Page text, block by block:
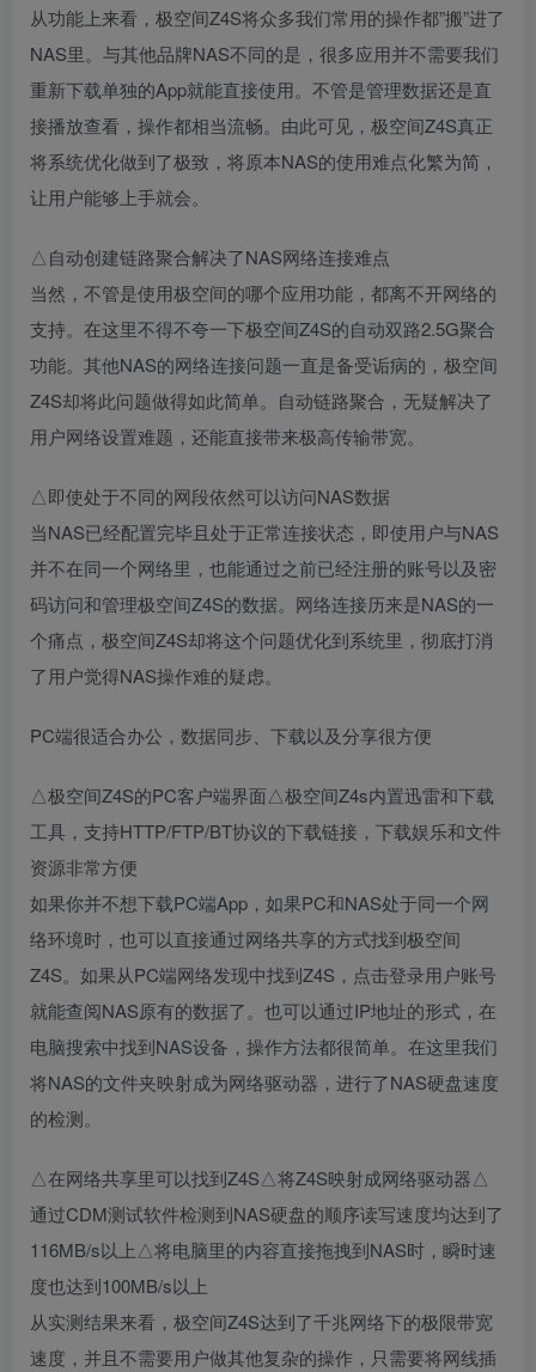
从功能上来看，极空间Z4S将众多我们常用的操作都”搬”进了
NAS里。与其他品牌NAS不同的是，很多应用并不需要我们
重新下载单独的App就能直接使用。不管是管理数据还是直
接播放查看，操作都相当流畅。由此可见，极空间Z4S真正
将系统优化做到了极致，将原本NAS的使用难点化繁为简，
让用户能够上手就会。
△自动创建链路聚合解决了NAS网络连接难点
当然，不管是使用极空间的哪个应用功能，都离不开网络的
支持。在这里不得不夸一下极空间Z4S的自动双路2.5G聚合
功能。其他NAS的网络连接问题一直是备受诟病的，极空间
Z4S却将此问题做得如此简单。自动链路聚合，无疑解决了
用户网络设置难题，还能直接带来极高传输带宽。
△即使处于不同的网段依然可以访问NAS数据
当NAS已经配置完毕且处于正常连接状态，即使用户与NAS
并不在同一个网络里，也能通过之前已经注册的账号以及密
码访问和管理极空间Z4S的数据。网络连接历来是NAS的一
个痛点，极空间Z4S却将这个问题优化到系统里，彻底打消
了用户觉得NAS操作难的疑虑。
PC端很适合办公，数据同步、下载以及分享很方便
△极空间Z4S的PC客户端界面△极空间Z4s内置迅雷和下载
工具，支持HTTP/FTP/BT协议的下载链接，下载娱乐和文件
资源非常方便
如果你并不想下载PC端App，如果PC和NAS处于同一个网
络环境时，也可以直接通过网络共享的方式找到极空间
Z4S。如果从PC端网络发现中找到Z4S，点击登录用户账号
就能查阅NAS原有的数据了。也可以通过IP地址的形式，在
电脑搜索中找到NAS设备，操作方法都很简单。在这里我们
将NAS的文件夹映射成为网络驱动器，进行了NAS硬盘速度
的检测。
△在网络共享里可以找到Z4S△将Z4S映射成网络驱动器△
通过CDM测试软件检测到NAS硬盘的顺序读写速度均达到了
116MB/s以上△将电脑里的内容直接拖拽到NAS时，瞬时速
度也达到100MB/s以上
从实测结果来看，极空间Z4S达到了千兆网络下的极限带宽
速度，并且不需要用户做其他复杂的操作，只需要将网线插